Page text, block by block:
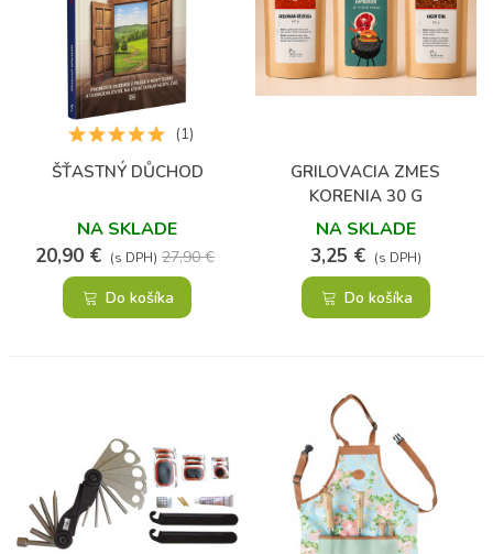
ŠŤASTNÝ DŮCHOD
NA SKLADE
20,90 € (s DPH) 27,90 €
(1)
Do košíka
GRILOVACIA ZMES
KORENIA 30 G
NA SKLADE
3,25 € (s DPH)
Do košíka